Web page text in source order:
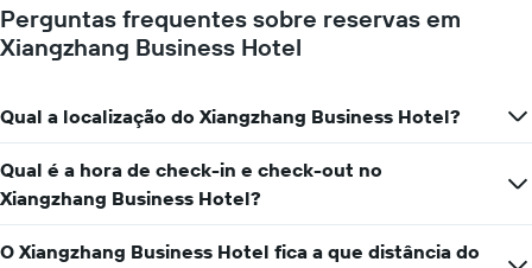
Perguntas frequentes sobre reservas em
Xiangzhang Business Hotel
Qual a localização do Xiangzhang Business Hotel?
Qual é a hora de check-in e check-out no
Xiangzhang Business Hotel?
O Xiangzhang Business Hotel fica a que distância do